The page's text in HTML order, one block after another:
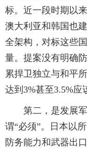
标。近一段时期以
澳大利亚和韩国也
全架构，对标这些
量。提案没有明确
累捍卫独立与和平
达到3%甚至3.5%应
第二，是发展
谓“必须”。日本以
防务能力和武器出